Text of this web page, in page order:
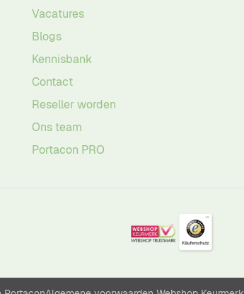
Vacatures
Blogs
Kennisbank
Contact
Reseller worden
Ons team
Portacon PRO